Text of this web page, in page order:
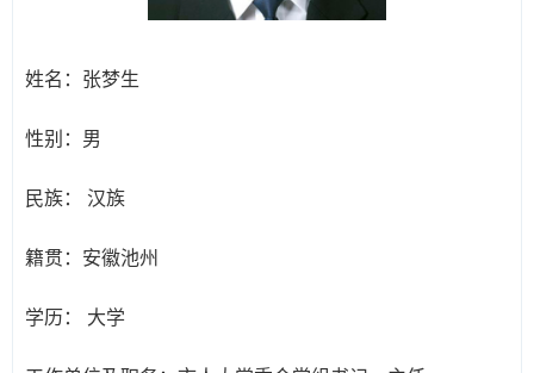
姓名： 张梦生
性别： 男
民族： 汉族
籍贯： 安徽池州
学历： 大学